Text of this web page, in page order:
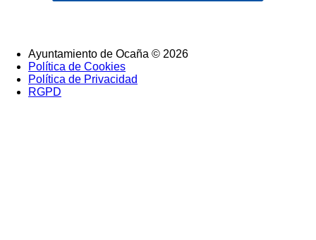
SubFooter
Ayuntamiento de Ocaña © 2026
Política de Cookies
Política de Privacidad
RGPD